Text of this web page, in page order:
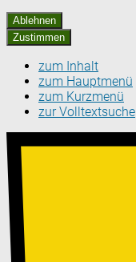
Ablehnen
Zustimmen
zum Inhalt
zum Hauptmenü
zum Kurzmenü
zur Volltextsuche